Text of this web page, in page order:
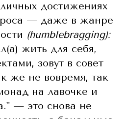
достижениях
— даже в жанре
(humblebragging):
жить для себя,
зовут в совет
же не вовремя, так
на лавочке и
— это снова не